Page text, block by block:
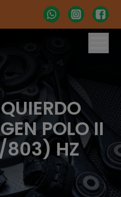
POLO II
803) HZ